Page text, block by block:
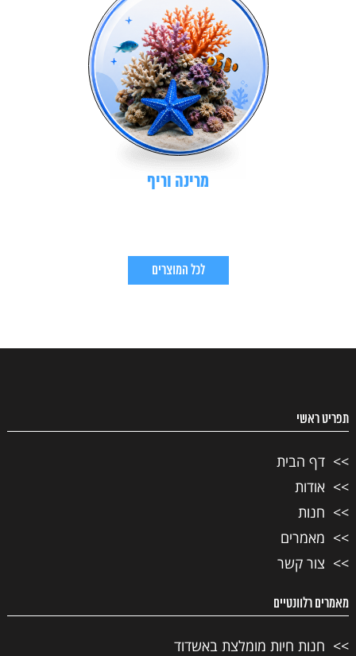
מרינה וריף
לכל המוצרים
תפריט ראשי
דף הבית
אודות
חנות
מאמרים
צור קשר
מאמרים רלוונטיים
חנות חיות מומלצת באשדוד